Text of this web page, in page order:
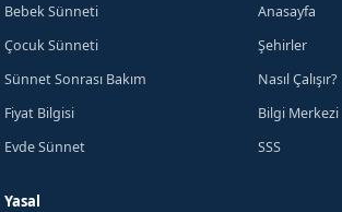
Bebek Sünneti
Çocuk Sünneti
Sünnet Sonrası Bakım
Fiyat Bilgisi
Evde Sünnet
Anasayfa
Şehirler
Nasıl Çalışır?
Bilgi Merkezi
SSS
Yasal